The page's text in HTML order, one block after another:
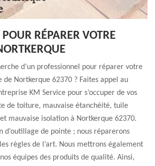
RÉPARER VOTRE
d’un professionnel pour réparer votre
Nortkerque 62370 ? Faites appel au
KM Service pour s’occuper de vos
de toiture, mauvaise étanchéité, tuile
mauvaise isolation à Nortkerque 62370.
d’outillage de pointe ; nous réparerons
règles de l’art. Nous mettrons également
équipes des produits de qualité. Ainsi,